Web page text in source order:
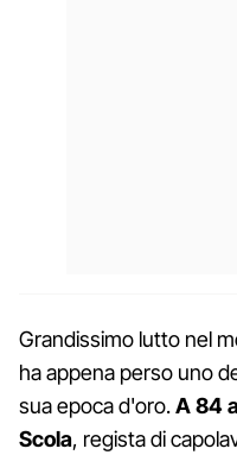
Grandissimo lutto nel
ha appena perso uno
sua epoca d'oro.A 84
Scola, regista di